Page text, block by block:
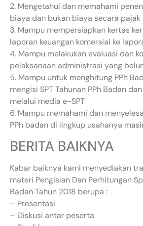
2. Mengetahui dan memahami
biaya dan bukan biaya secara pajak
3. Mampu mempersiapkan kertas
laporan keuangan komersial ke
4. Mampu melakukan evaluasi dan
pelaksanaan administrasi yang
5. Mampu untuk menghitung PPh
mengisi SPT Tahunan PPh Badan
melalui media e-SPT
6. Mampu memahami dan
PPh badan di lingkup usahanya
BERITA BAIKNYA
Kabar baiknya kami menyediakan
materi Pengisian Dan Perhitungan
Badan Tahun 2018 berupa :
– Presentasi
– Diskusi antar peserta